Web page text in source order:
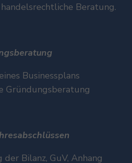
Beratung.
Businessplans
Gründungsberatung
Bilanz, GuV, Anhang